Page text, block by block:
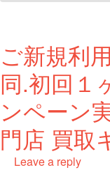
ご新規利
同.初回１
ンペーン
門店 買取
Leave a reply